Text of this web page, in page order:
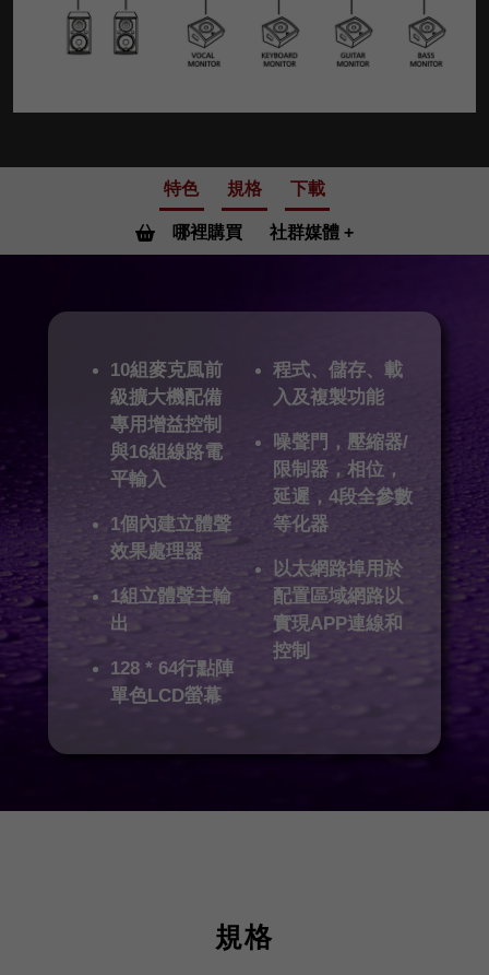
特色 規格 下載
哪裡購買 社群媒體
10組麥克風前
級擴大機配備
專用增益控制
與16組線路電
平輸入
1個內建立體聲
效果處理器
1組立體聲主輸
出
128 * 64行點陣
單色LCD螢幕
程式、儲存、載
入及複製功能
噪聲門，壓縮器/
限制器，相位，
延遲，4段全參數
等化器
以太網路埠用於
配置區域網路以
實現APP連線和
控制
規格